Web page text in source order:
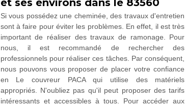
et ses environs dans le 83560
Si vous possédez une cheminée, des travaux d'entretien
sont à faire pour éviter les problèmes. En effet, il est très
important de réaliser des travaux de ramonage. Pour
nous, il est recommandé de rechercher des
professionnels pour réaliser ces tâches. Par conséquent,
nous pouvons vous proposer de placer votre confiance
en Le couvreur PACA qui utilise des matériels
appropriés. N'oubliez pas qu'il peut proposer des tarifs
intéressants et accessibles à tous. Pour accéder aux